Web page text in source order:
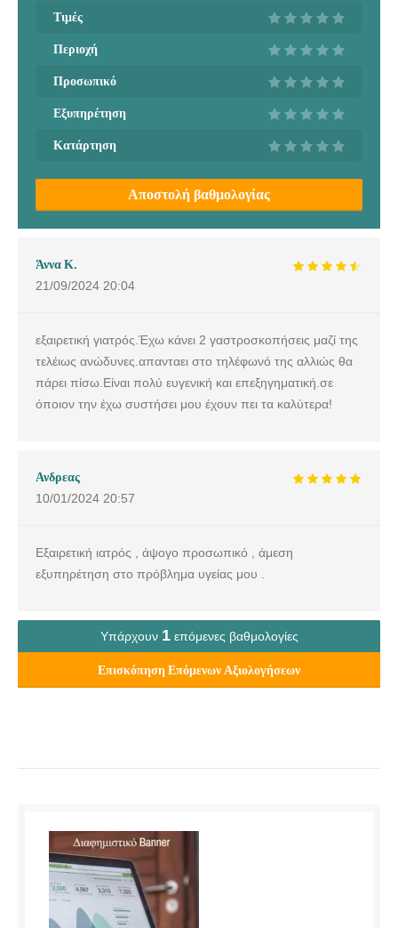
Τιμές
Περιοχή
Προσωπικό
Εξυπηρέτηση
Κατάρτηση
Αποστολή βαθμολογίας
Άννα Κ.
21/09/2024 20:04
εξαιρετική γιατρός.Έχω κάνει 2 γαστροσκοπήσεις μαζί της
τελέιως ανώδυνες.απανταει στο τηλέφωνό της αλλιώς θα
πάρει πίσω.Είναι πολύ ευγενική και επεξηγηματική.σε
όποιον την έχω συστήσει μου έχουν πει τα καλύτερα!
Ανδρεας
10/01/2024 20:57
Εξαιρετική ιατρός , άψογο προσωπικό , άμεση
εξυπηρέτηση στο πρόβλημα υγείας μου .
Υπάρχουν 1επόμενες βαθμολογίες
Επισκόπηση Επόμενων Αξιολογήσεων